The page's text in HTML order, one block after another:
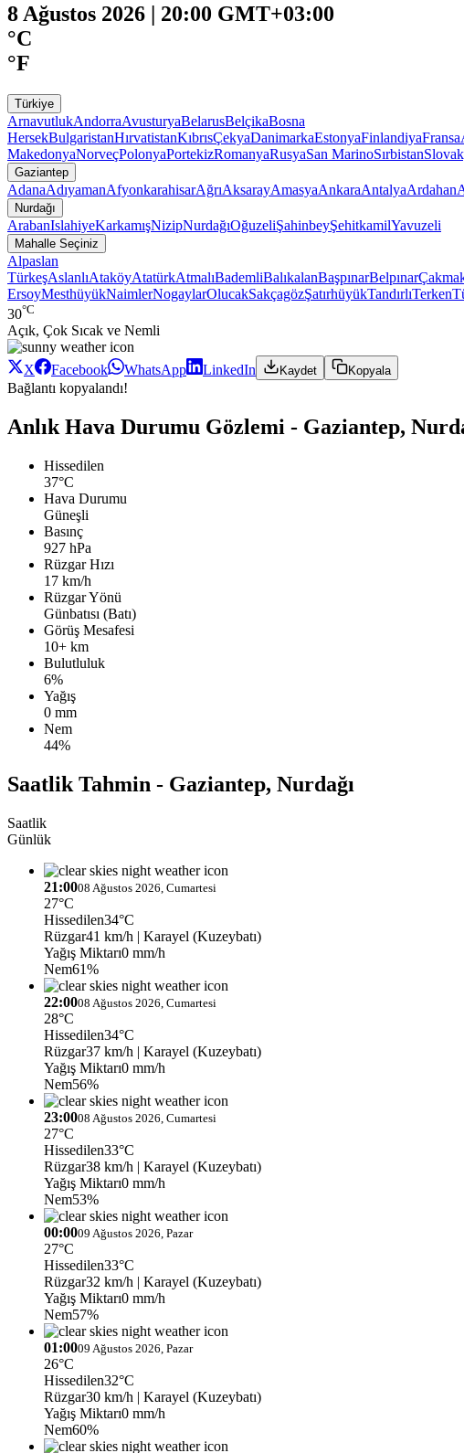
8 Ağustos 2026 | 20:00 GMT+03:00
°C
°F
Türkiye
ArnavutlukAndorraAvusturyaBelarusBelçikaBosna
HersekBulgaristanHırvatistanKıbrısÇekyaDanimarkaEstonyaFinlandiyaFransa
MakedonyaNorveçPolonyaPortekizRomanyaRusyaSan MarinoSırbistan
Gaziantep
AdanaAdıyamanAfyonkarahisarAğrıAksarayAmasyaAnkaraAntalyaArdahan
Nurdağı
ArabanIslahiyeKarkamışNizipNurdağıOğuzeliŞahinbeyŞehitkamilYavuzeli
Mahalle Seçiniz
Alpaslan
TürkeşAslanlıAtaköyAtatürkAtmalıBademliBalıkalanBaşpınarBelpınar
ErsoyMesthüyükNaimlerNogaylarOlucakSakçagözŞatırhüyükTandırlıTerken
30°C
Açık, Çok Sıcak ve Nemli
X Facebook WhatsApp LinkedIn Kaydet Kopyala
Bağlantı kopyalandı!
Anlık Hava Durumu Gözlemi - Gaziantep,
Hissedilen
37°C
Hava Durumu
Güneşli
Basınç
927 hPa
Rüzgar Hızı
17 km/h
Rüzgar Yönü
Günbatısı (Batı)
Görüş Mesafesi
10+ km
Bulutluluk
6%
Yağış
0 mm
Nem
44%
Saatlik Tahmin - Gaziantep, Nurdağı
Saatlik
Günlük
21:0008 Ağustos 2026, Cumartesi
27°C
Hissedilen34°C
Rüzgar41 km/h | Karayel (Kuzeybatı)
Yağış Miktarı0 mm/h
Nem61%
22:0008 Ağustos 2026, Cumartesi
28°C
Hissedilen34°C
Rüzgar37 km/h | Karayel (Kuzeybatı)
Yağış Miktarı0 mm/h
Nem56%
23:0008 Ağustos 2026, Cumartesi
27°C
Hissedilen33°C
Rüzgar38 km/h | Karayel (Kuzeybatı)
Yağış Miktarı0 mm/h
Nem53%
00:0009 Ağustos 2026, Pazar
27°C
Hissedilen33°C
Rüzgar32 km/h | Karayel (Kuzeybatı)
Yağış Miktarı0 mm/h
Nem57%
01:0009 Ağustos 2026, Pazar
26°C
Hissedilen32°C
Rüzgar30 km/h | Karayel (Kuzeybatı)
Yağış Miktarı0 mm/h
Nem60%